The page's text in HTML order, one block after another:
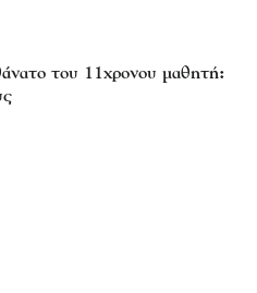
του 11χρονου μαθητή: